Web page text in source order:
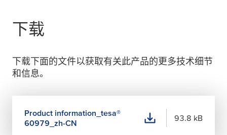
下载
下载下面的文件以获取有关此产品的更多技术细节
和信息。
Product information_ tesa®
60979_zh-CN
93.8 kB